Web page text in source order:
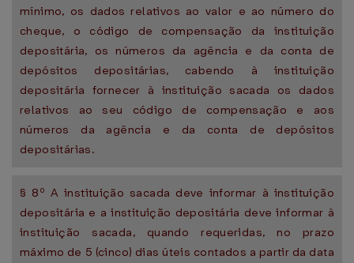
mínimo, os dados relativos ao valor e ao número do
cheque, o código de compensação da instituição
depositária, os números da agência e da conta de
depósitos depositárias, cabendo à instituição
depositária fornecer à instituição sacada os dados
relativos ao seu código de compensação e aos
números da agência e da conta de depósitos
depositárias.
§ 8º A instituição sacada deve informar à instituição
depositária e a instituição depositária deve informar à
instituição sacada, quando requeridas, no prazo
máximo de 5 (cinco) dias úteis contados a partir da data